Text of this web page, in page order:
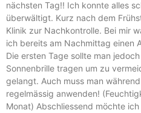
nächsten Tag!! Ich konnte alles
überwältigt. Kurz nach dem
Klinik zur Nachkontrolle. Bei mir
ich bereits am Nachmittag einen
Die ersten Tage sollte man
Sonnenbrille tragen um zu
gelangt. Auch muss man
regelmässig anwenden!
Monat) Abschliessend möchte